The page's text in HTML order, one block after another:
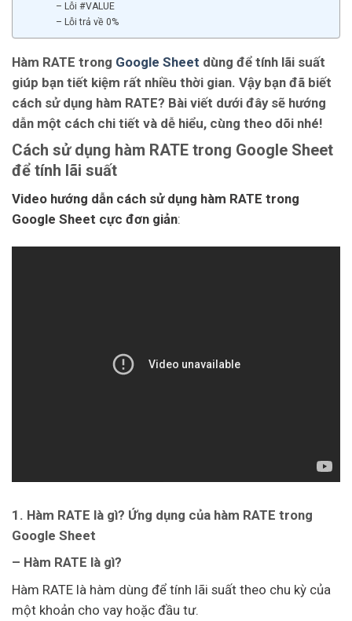
– Lỗi #VALUE
– Lỗi trả về 0%
Hàm RATE trong Google Sheet dùng để tính lãi suất
giúp bạn tiết kiệm rất nhiều thời gian. Vậy bạn đã biết
cách sử dụng hàm RATE? Bài viết dưới đây sẽ hướng
dẫn một cách chi tiết và dễ hiểu, cùng theo dõi nhé!
Cách sử dụng hàm RATE trong Google Sheet
để tính lãi suất
Video hướng dẫn cách sử dụng hàm RATE trong
Google Sheet cực đơn giản:
1. Hàm RATE là gì? Ứng dụng của hàm RATE trong
Google Sheet
– Hàm RATE là gì?
Hàm RATE là hàm dùng để tính lãi suất theo chu kỳ của
một khoản cho vay hoặc đầu tư.